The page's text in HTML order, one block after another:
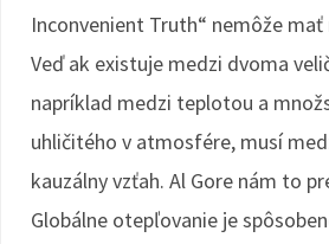
Inconvenient Truth“ nemôže
Veď ak existuje medzi dvoma
napríklad medzi teplotou a
uhličitého v atmosfére, musí
kauzálny vzťah. Al Gore nám to
Globálne otepľovanie je